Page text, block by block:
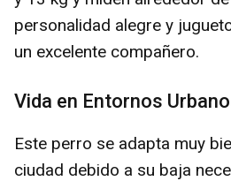
personalidad alegre y
un excelente compañero.
Vida en Entornos
Este perro se adapta muy
ciudad debido a su baja